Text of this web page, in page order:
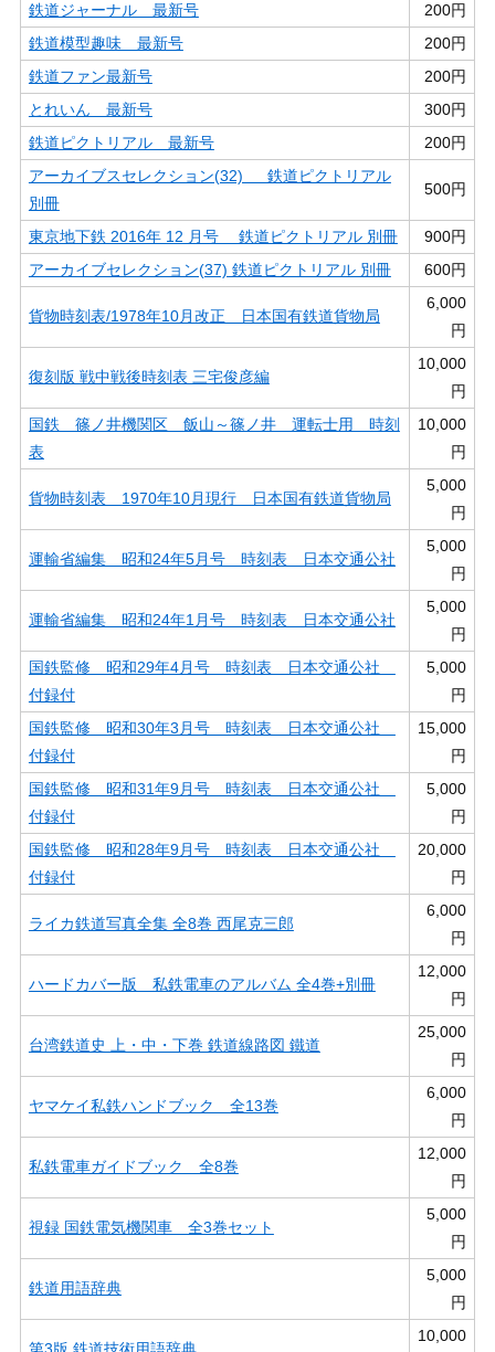
鉄道ジャーナル 最新号
200円
鉄道模型趣味 最新号
200円
鉄道ファン最新号
200円
とれいん 最新号
300円
鉄道ピクトリアル 最新号
200円
アーカイブスセレクション(32) 鉄道ピクトリアル
別冊
500円
東京地下鉄 2016年 12 月号 鉄道ピクトリアル 別冊
900円
アーカイブセレクション(37) 鉄道ピクトリアル 別冊
600円
貨物時刻表/1978年10月改正 日本国有鉄道貨物局
6,000
円
復刻版 戦中戦後時刻表 三宅俊彦編
10,000
円
国鉄 篠ノ井機関区 飯山～篠ノ井 運転士用 時刻
表
10,000
円
貨物時刻表 1970年10月現行 日本国有鉄道貨物局
5,000
円
運輸省編集 昭和24年5月号 時刻表 日本交通公社
5,000
円
運輸省編集 昭和24年1月号 時刻表 日本交通公社
5,000
円
国鉄監修 昭和29年4月号 時刻表 日本交通公社
付録付
5,000
円
国鉄監修 昭和30年3月号 時刻表 日本交通公社
付録付
15,000
円
国鉄監修 昭和31年9月号 時刻表 日本交通公社
付録付
5,000
円
国鉄監修 昭和28年9月号 時刻表 日本交通公社
付録付
20,000
円
ライカ鉄道写真全集 全8巻 西尾克三郎
6,000
円
ハードカバー版 私鉄電車のアルバム 全4巻+別冊
12,000
円
台湾鉄道史 上・中・下巻 鉄道線路図 鐵道
25,000
円
ヤマケイ私鉄ハンドブック 全13巻
6,000
円
私鉄電車ガイドブック 全8巻
12,000
円
視録 国鉄電気機関車 全3巻セット
5,000
円
鉄道用語辞典
5,000
円
10,000